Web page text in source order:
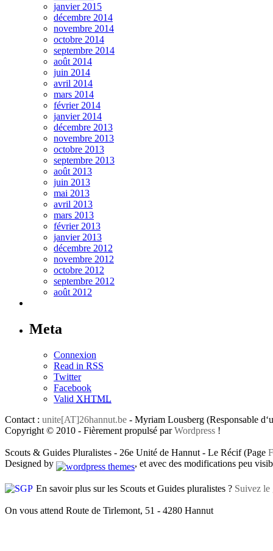
janvier 2015
décembre 2014
novembre 2014
octobre 2014
septembre 2014
août 2014
juin 2014
avril 2014
mars 2014
février 2014
janvier 2014
décembre 2013
novembre 2013
octobre 2013
septembre 2013
août 2013
juin 2013
mai 2013
avril 2013
mars 2013
février 2013
janvier 2013
décembre 2012
novembre 2012
octobre 2012
septembre 2012
août 2012
Meta
Connexion
Read in RSS
Twitter
Facebook
Valid XHTML
Contact : unite[AT]26hannut.be - Myriam Lousberg (Responsable
Copyright © 2010 - Fièrement propulsé parWordpress !
Scouts & Guides Pluralistes - 26e Unité de Hannut - Le Récif (Page
Designed by
, et avec des modifications peu
En savoir plus sur les Scouts et Guides pluralistes ? Suivez le
On vous attend Route de Tirlemont, 51 - 4280 Hannut